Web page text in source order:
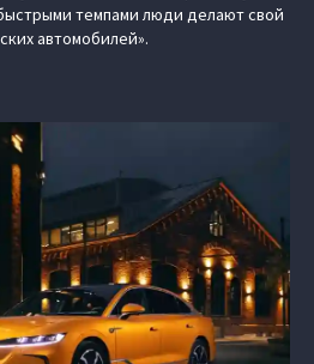
темпами люди делают свой
автомобилей».